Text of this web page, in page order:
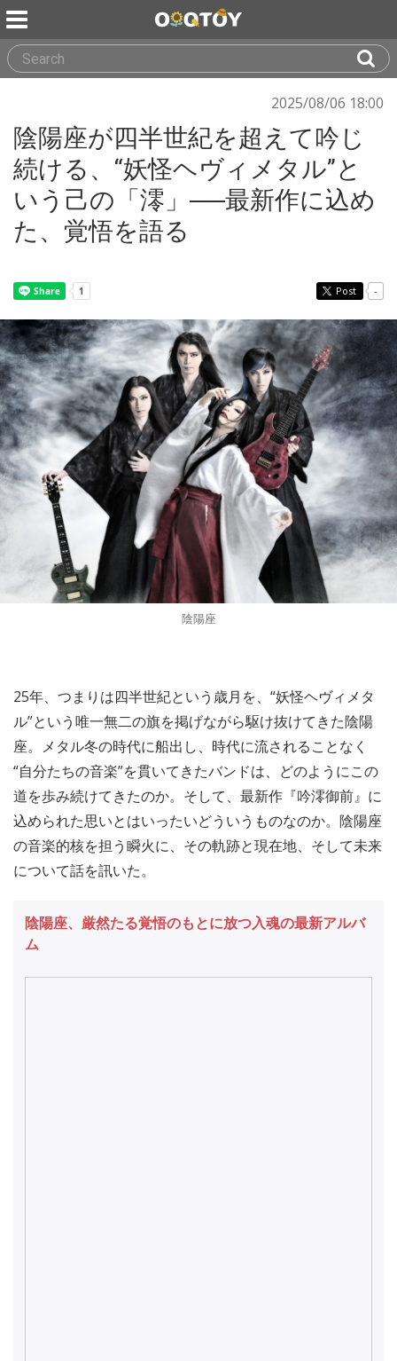
2025/08/06 18:00
陰陽座が四半世紀を超えて吟じ
続ける、“妖怪ヘヴィメタル”と
いう己の「澪」──最新作に込め
た、覚悟を語る
Post -
陰陽座
25年、つまりは四半世紀という歳月を、“妖怪ヘヴィメタ
ル”という唯一無二の旗を掲げながら駆け抜けてきた陰陽
座。メタル冬の時代に船出し、時代に流されることなく
“自分たちの音楽”を貫いてきたバンドは、どのようにこの
道を歩み続けてきたのか。そして、最新作『吟澪御前』に
込められた思いとはいったいどういうものなのか。陰陽座
の音楽的核を担う瞬火に、その軌跡と現在地、そして未来
について話を訊いた。
陰陽座、厳然たる覚悟のもとに放つ入魂の最新アルバ
ム